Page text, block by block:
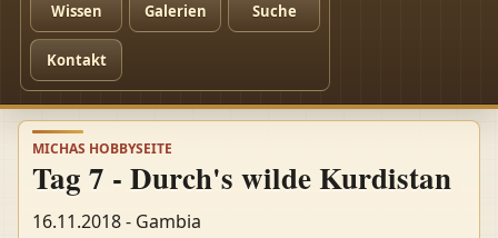
Wissen Galerien Suche
Kontakt
MICHAS HOBBYSEITE
Tag 7 - Durch's wilde Kurdistan
16.11.2018 - Gambia